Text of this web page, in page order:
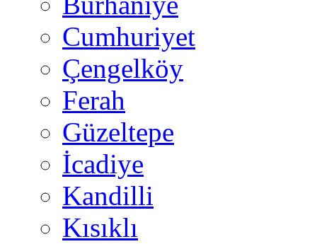
Cumhuriyet
Çengelköy
Ferah
Güzeltepe
İcadiye
Kandilli
Kısıklı